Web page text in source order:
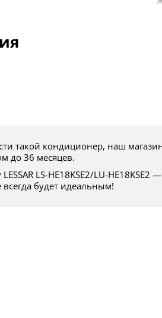
до 36 месяцев.
будет идеальным!